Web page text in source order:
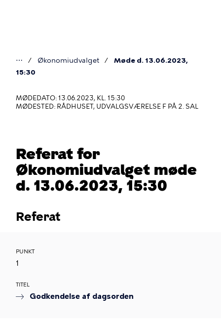
Du
her
⋯ Økonomiudvalget
Møde d. 13.06.2023,
15:30
MØDEDATO: 13.06.2023, KL. 15:30
MØDESTED: RÅDHUSET, UDVALGSVÆRELSE F PÅ 2. SAL
Referat for
Økonomiudvalget møde
d. 13.06.2023, 15:30
Referat
PUNKT
1
TITEL
Godkendelse af dagsorden